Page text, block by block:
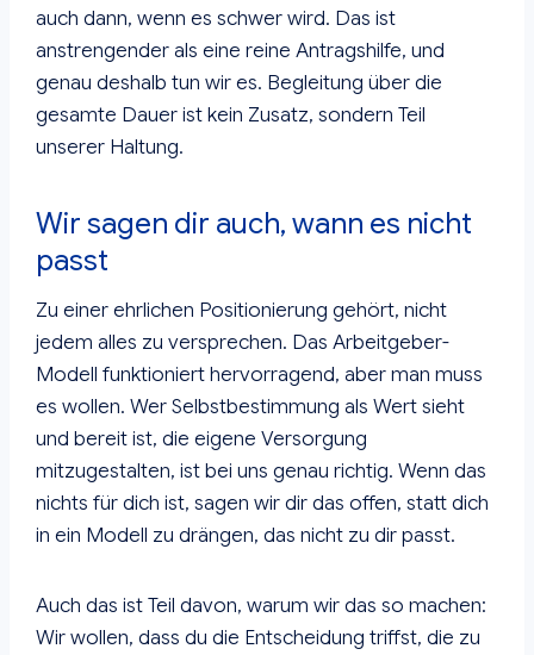
auch dann, wenn es schwer wird. Das ist
anstrengender als eine reine Antragshilfe, und
genau deshalb tun wir es. Begleitung über die
gesamte Dauer ist kein Zusatz, sondern Teil
unserer Haltung.
Wir sagen dir auch, wann es nicht
passt
Zu einer ehrlichen Positionierung gehört, nicht
jedem alles zu versprechen. Das Arbeitgeber-
Modell funktioniert hervorragend, aber man muss
es wollen. Wer Selbstbestimmung als Wert sieht
und bereit ist, die eigene Versorgung
mitzugestalten, ist bei uns genau richtig. Wenn das
nichts für dich ist, sagen wir dir das offen, statt dich
in ein Modell zu drängen, das nicht zu dir passt.
Auch das ist Teil davon, warum wir das so machen:
Wir wollen, dass du die Entscheidung triffst, die zu